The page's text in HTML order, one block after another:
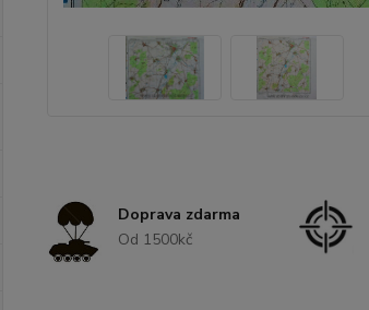
Doprava zdarma
Od 1500kč